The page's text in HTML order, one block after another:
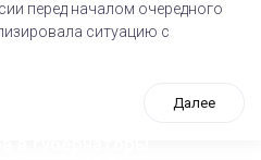
перед началом очередного
ситуацию с
Далее